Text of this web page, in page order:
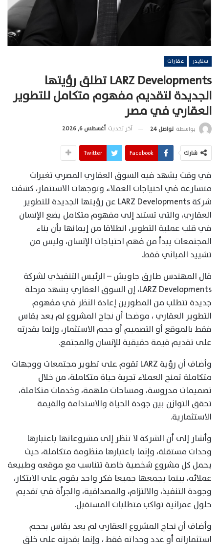
سلايدر عقارات
LARZ Developments تطلق رؤيتها
الجديدة لتقديم مفهوم متكامل للتطوير
العقاري في مصر
بواسطة تواصل 24 آخر تحديث أغسطس 6, 2026
شارك Facebook
Twitter
في وقت يشهد فيه السوق العقاري المصري تغيرات
متسارعة في احتياجات العملاء وتوجهات الاستثمار، كشفت
شركة LARZ Developments عن رؤيتها الجديدة للتطوير
العقاري، والتي تستند إلى مفهوم متكامل يضع الإنسان
في قلب عملية التطوير، انطلاقا من إيمانها بأن بناء
المجتمعات يبدأ من فهم احتياجات الإنسان، وليس من
تشييد المباني فقط.
قال المهندس طارق جاويش – الرئيس التنفيذي لشركة
LARZ Developments، إن السوق العقاري يشهد مرحلة
جديدة تتطلب من المطورين إعادة النظر في مفهوم
التطوير العقاري ، موضحا أن نجاح المشروع لم يعد يقاس
فقط بالموقع أو التصميم أو حجم الاستثمار، وإنما بقدرته
على تقديم قيمة حقيقية للإنسان والمجتمع.
وأضاف أن رؤية LARZ تقوم على تطوير مجتمعات ووجهات
متكاملة تمنح العملاء تجربة حياة متكاملة، من خلال
تصميمات مدروسة، ومساحات ملهمة، وخدمات متكاملة،
تحقق التوازن بين جودة الحياة والاستدامة والقيمة
الاستثمارية.
وأشار إلى أن الشركة لا تنظر إلى مشروعاتها باعتبارها
وحدات مستقلة، وإنما باعتبارها منظومة متكاملة، حيث
يحمل كل مشروع شخصية خاصة تتناسب مع موقعه وطبيعة
عملائه، بينما يجمعها جميعا فكر واحد يقوم على الابتكار،
وجودة التنفيذ، والالتزام، والمصداقية، والجرأة في تقديم
حلول عمرانية تواكب متطلبات المستقبل.
وأضاف أن نجاح المشروع العقاري لم يعد يقاس بحجم
استثماراته أو عدد وحداته فقط ، وإنما بقدرته على خلق